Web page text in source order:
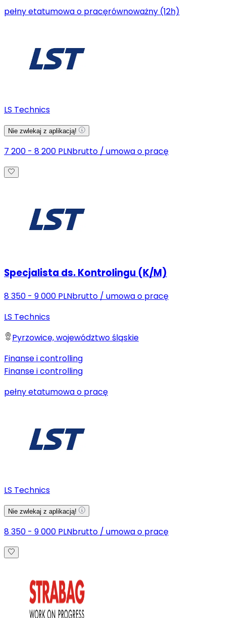
pełny etatumowa o pracęrównoważny (12h)
LS Technics
Nie zwlekaj z aplikacją!
7 200 - 8 200 PLNbrutto / umowa o pracę
Specjalista ds. Kontrolingu (K/M)
8 350 - 9 000 PLNbrutto / umowa o pracę
LS Technics
Pyrzowice, województwo śląskie
Finanse i controlling
Finanse i controlling
pełny etatumowa o pracę
LS Technics
Nie zwlekaj z aplikacją!
8 350 - 9 000 PLNbrutto / umowa o pracę